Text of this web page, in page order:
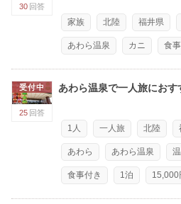
30 回答
家族 北陸 福井県
あわら温泉 カニ 食事
受付中
25 回答
あわら温泉で一人旅におす
1人 一人旅 北陸
あわら あわら温泉
食事付き 1泊 15,000